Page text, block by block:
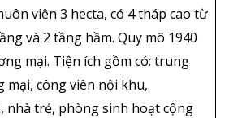
viên 3 hecta, có 4 tháp cao từ
và 2 tầng hầm. Quy mô 1940
mại. Tiện ích gồm có: trung
mại, công viên nội khu,
nhà trẻ, phòng sinh hoạt cộng